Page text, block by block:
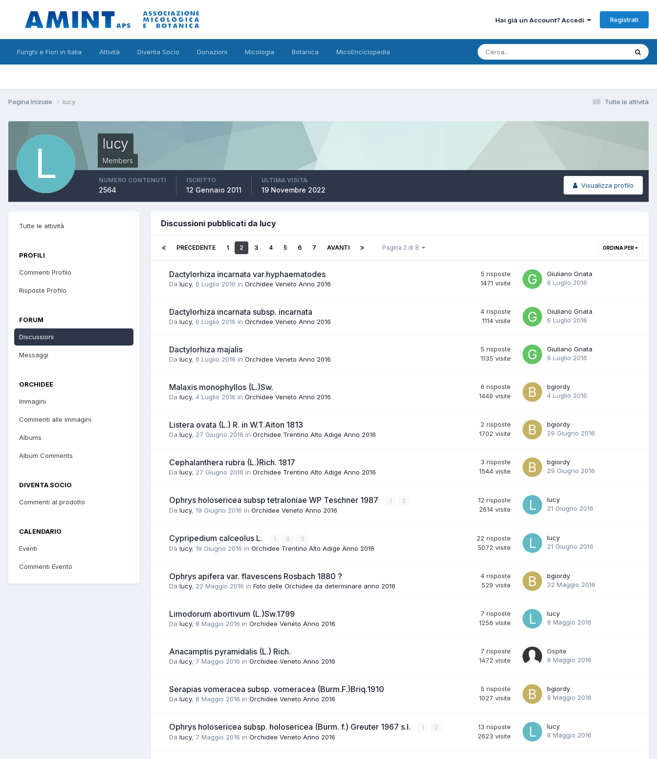
Hai già un Account? Accedi Registrati
Funghi e Fiori in Italia Attività Diventa Socio Donazioni Micologia Botanica MicoEnciclopedia
Tutte le attività
Pagina Iniziale lucy
lucy
Members
Visualizza profilo
NUMERO CONTENUTI
2564
ISCRITTO
12 Gennaio 2011
ULTIMA VISITA
19 Novembre 2022
Tutte le attività
PROFILI
Commenti Profilo
Risposte Profilo
FORUM
Discussioni
Messaggi
ORCHIDEE
Immagini
Commenti alle immagini
Albums
Album Comments
DIVENTA SOCIO
Commenti al prodotto
CALENDARIO
Eventi
Commenti Evento
Discussioni pubblicati da lucy
ORDINA PER
PRECEDENTE 1 2 3 4 5 6 7 AVANTI Pagina 2 di 8
Dactylorhiza incarnata var.hyphaematodes
Da lucy, 6 Luglio 2016 in Orchidee Veneto Anno 2016
5 risposte
1471 visite
Giuliano Gnata
6 Luglio 2016
Dactylorhiza incarnata subsp. incarnata
Da lucy, 6 Luglio 2016 in Orchidee Veneto Anno 2016
4 risposte
1114 visite
Giuliano Gnata
6 Luglio 2016
Dactylorhiza majalis
Da lucy, 6 Luglio 2016 in Orchidee Veneto Anno 2016
5 risposte
1135 visite
Giuliano Gnata
6 Luglio 2016
Malaxis monophyllos (L.)Sw.
Da lucy, 4 Luglio 2016 in Orchidee Veneto Anno 2016
6 risposte
1449 visite
bgiordy
4 Luglio 2016
Listera ovata (L.) R. in W.T.Aiton 1813
Da lucy, 27 Giugno 2016 in Orchidee Trentino Alto Adige Anno 2016
2 risposte
1702 visite
bgiordy
29 Giugno 2016
Cephalanthera rubra (L.)Rich. 1817
Da lucy, 27 Giugno 2016 in Orchidee Trentino Alto Adige Anno 2016
3 risposte
1544 visite
bgiordy
29 Giugno 2016
Ophrys holosericea subsp tetraloniae WP Teschner 1987 1 2
Da lucy, 19 Giugno 2016 in Orchidee Veneto Anno 2016
12 risposte
2614 visite
lucy
21 Giugno 2016
Cypripedium calceolus L. 1 2 3
Da lucy, 19 Giugno 2016 in Orchidee Trentino Alto Adige Anno 2016
22 risposte
5072 visite
lucy
21 Giugno 2016
Ophrys apifera var. flavescens Rosbach 1880 ?
Da lucy, 22 Maggio 2016 in Foto delle Orchidee da determinare anno 2016
4 risposte
529 visite
bgiordy
22 Maggio 2016
Limodorum abortivum (L.)Sw.1799
Da lucy, 8 Maggio 2016 in Orchidee Veneto Anno 2016
7 risposte
1256 visite
lucy
9 Maggio 2016
Anacamptis pyramidalis (L.) Rich.
Da lucy, 7 Maggio 2016 in Orchidee Veneto Anno 2016
7 risposte
1472 visite
Ospite
9 Maggio 2016
Serapias vomeracea subsp. vomeracea (Burm.F.)Briq.1910
Da lucy, 8 Maggio 2016 in Orchidee Veneto Anno 2016
5 risposte
1027 visite
bgiordy
9 Maggio 2016
Ophrys holosericea subsp. holosericea (Burm. f.) Greuter 1967 s.l. 1 2
Da lucy, 7 Maggio 2016 in Orchidee Veneto Anno 2016
13 risposte
2623 visite
lucy
8 Maggio 2016